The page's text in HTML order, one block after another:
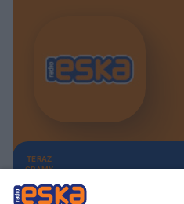
TERAZ
GRAMY